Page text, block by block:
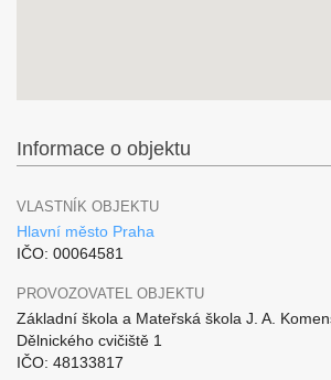
Informace o objektu
VLASTNÍK OBJEKTU
Hlavní město Praha
IČO: 00064581
PROVOZOVATEL OBJEKTU
Základní škola a Mateřská škola J. A.
Dělnického cvičiště 1
IČO: 48133817